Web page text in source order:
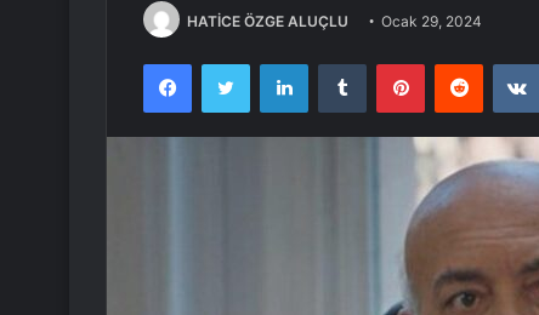
HATİCE ÖZGE ALUÇLU Ocak 29, 2024
FacebookTwitter LinkedInTumblr PinterestReddit